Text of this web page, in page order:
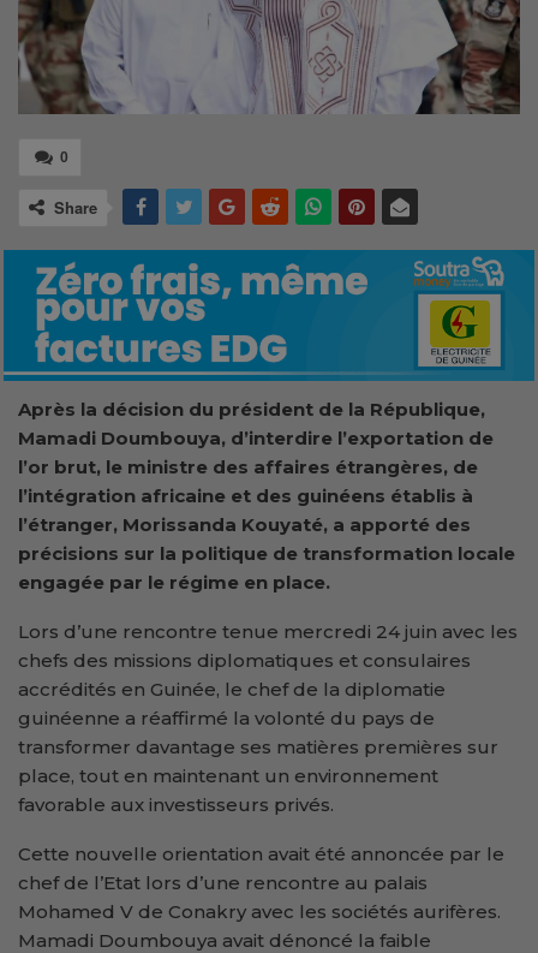
0
Share
Après la décision du président de la République,
Mamadi Doumbouya, d’interdire l’exportation de
l’or brut, le ministre des affaires étrangères, de
l’intégration africaine et des guinéens établis à
l’étranger, Morissanda Kouyaté, a apporté des
précisions sur la politique de transformation locale
engagée par le régime en place.
Lors d’une rencontre tenue mercredi 24 juin avec les
chefs des missions diplomatiques et consulaires
accrédités en Guinée, le chef de la diplomatie
guinéenne a réaffirmé la volonté du pays de
transformer davantage ses matières premières sur
place, tout en maintenant un environnement
favorable aux investisseurs privés.
Cette nouvelle orientation avait été annoncée par le
chef de l’Etat lors d’une rencontre au palais
Mohamed V de Conakry avec les sociétés aurifères.
Mamadi Doumbouya avait dénoncé la faible